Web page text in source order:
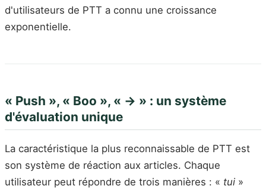
d'utilisateurs de PTT a connu une croissance
exponentielle.
« Push », « Boo », « → » : un système
d'évaluation unique
La caractéristique la plus reconnaissable de PTT est
son système de réaction aux articles. Chaque
utilisateur peut répondre de trois manières : « tui »